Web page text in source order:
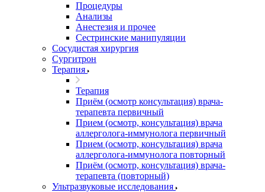
Процедуры
Анализы
Анестезия и прочее
Сестринские манипуляции
Сосудистая хирургия
Сургитрон
Терапия
Терапия
Приём (осмотр консультация) врача-
терапевта первичный
Прием (осмотр, консультация) врача
аллерголога-иммунолога первичный
Прием (осмотр, консультация) врача
аллерголога-иммунолога повторный
Приём (осмотр, консультация) врача-
терапевта (повторный)
Ультразвуковые исследования